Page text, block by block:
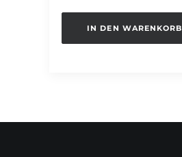
IN DEN WARENKORB